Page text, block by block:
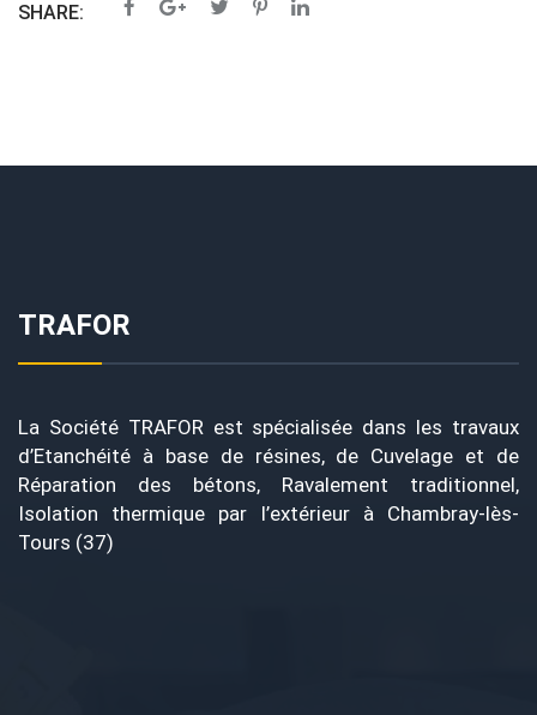
SHARE:
TRAFOR
La Société TRAFOR est spécialisée dans les travaux
d’Etanchéité à base de résines, de Cuvelage et de
Réparation des bétons, Ravalement traditionnel,
Isolation thermique par l’extérieur à Chambray-lès-
Tours (37)